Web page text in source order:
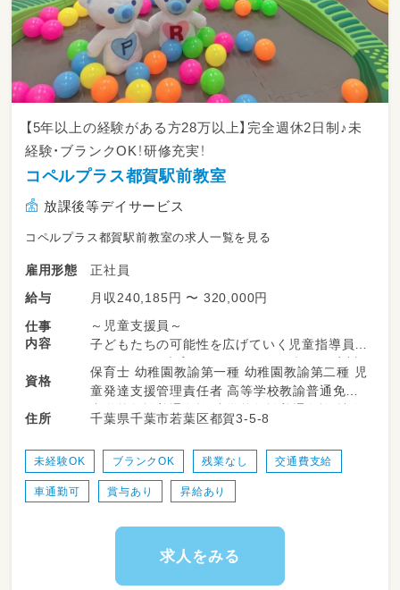
【5年以上の経験がある方28万以上】完全週休2日制♪未
経験・ブランクOK！研修充実！
コペルプラス都賀駅前教室
放課後等デイサービス
コペルプラス都賀駅前教室の求人一覧を見る
雇用形態
正社員
給与
月収240,185円 〜 320,000円
仕事
内容
～児童支援員～
子どもたちの可能性を広げていく児童指導員と
して、日々の療育(レッスン)やご両親への応対
などをお任せします。
・個別支援計画をもとにしたコペルプラスの療
・保護者面談（療育の振り返り）
・療育の記録
・電話対応、予約の受付
※2,000種類以上のオリジナル教材を使用しま
すので、教材等の作成などいわゆる持ち帰りの
仕事などは一切ありません。
資格
保育士 幼稚園教諭第一種 幼稚園教諭第二種 児
童発達支援管理責任者 高等学校教諭普通免許
中学校教諭普通免許 小学校教諭普通免許 社会
住所 千葉県千葉市若葉区都賀3-5-8
未経験OK ブランクOK 残業なし 交通費支給
車通勤可 賞与あり 昇給あり
求人をみる